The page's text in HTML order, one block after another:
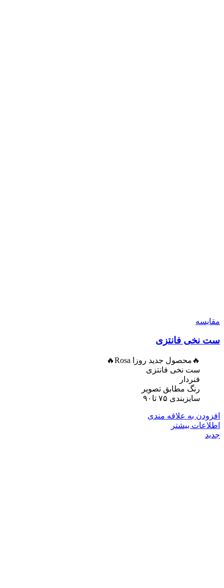
مقایسه
ست نخی فانتزی
🔥محصول جدید روزا Rosa🔥
ست نخی فانتزی
فنردار
رنگ مطابق تصویر
سایزبندی ۷۵ تا۹۰
افزودن به علاقه مندی
اطلاعات بیشتر
جدید